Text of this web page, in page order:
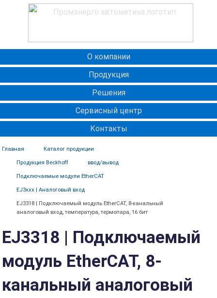
О компании
Продукция
Решения
Сервисный центр
Контакты
Главная Каталог продукции
Продукция Beckhoff ввод/вывод
Подключаемые модули EtherCAT
EJ3xxx | Аналоговый вход
EJ3318 | Подключаемый модуль EtherCAT, 8-канальный
аналоговый вход, температура, термопара, 16 бит
EJ3318 | Подключаемый
модуль EtherCAT, 8-
канальный аналоговый